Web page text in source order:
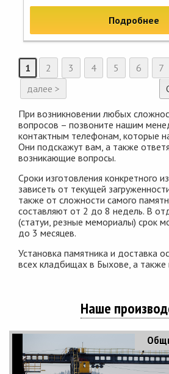
Подробнее
1 2 3 4 5 6 7
далее >
При возникновении любых
вопросов – позвоните нашим
контактным телефонам, которые
Они подскажут вам, а также
возникающие вопросы.
Сроки изготовления конкретного
зависеть от текущей
также от сложности самого
составляют от 2 до 8 недель. В
(статуи, резные мемориалы) срок
до 3 месяцев.
Установка памятника и доставка
всех кладбищах в Быхове, а также
Наше